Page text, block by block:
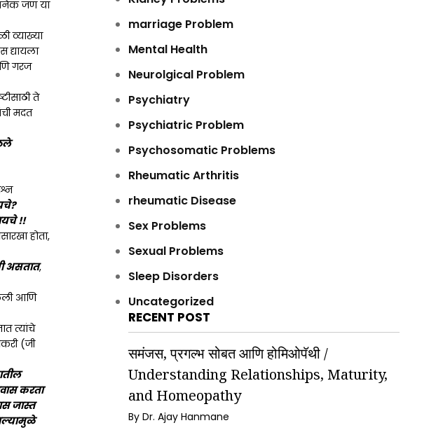
जण या
व्याख्या
द्यायला
गरज
ते
मदत
!!
होता,
असतात,
आणि
त्यांचे
(जी
करता
जास्त
marriage Problem
Mental Health
Neurolgical Problem
Psychiatry
Psychiatric Problem
Psychosomatic Problems
Rheumatic Arthritis
rheumatic Disease
Sex Problems
Sexual Problems
Sleep Disorders
Uncategorized
RECENT POST
समंजस, प्रगल्भ सोबत आणि होमिओपॅथी /
Understanding Relationships, Maturity,
and Homeopathy
By Dr. Ajay Hanmane